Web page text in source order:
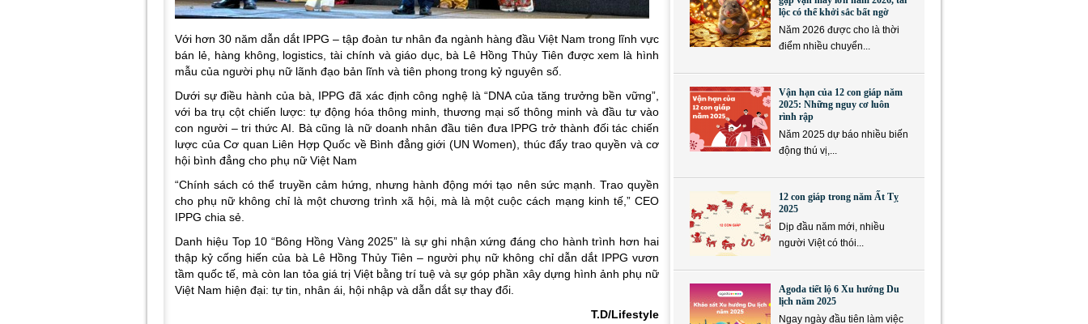
Với hơn 30 năm dẫn dắt IPPG – tập đoàn tư nhân đa ngành hàng đầu Việt Nam trong lĩnh vực
bán lẻ, hàng không, logistics, tài chính và giáo dục, bà Lê Hồng Thủy Tiên được xem là hình
mẫu của người phụ nữ lãnh đạo bản lĩnh và tiên phong trong kỷ nguyên số.
Dưới sự điều hành của bà, IPPG đã xác định công nghệ là “DNA của tăng trưởng bền vững”,
với ba trụ cột chiến lược: tự động hóa thông minh, thương mại số thông minh và đầu tư vào
con người – tri thức AI. Bà cũng là nữ doanh nhân đầu tiên đưa IPPG trở thành đối tác chiến
lược của Cơ quan Liên Hợp Quốc về Bình đẳng giới (UN Women), thúc đẩy trao quyền và cơ
hội bình đẳng cho phụ nữ Việt Nam
“Chính sách có thể truyền cảm hứng, nhưng hành động mới tạo nên sức mạnh. Trao quyền
cho phụ nữ không chỉ là một chương trình xã hội, mà là một cuộc cách mạng kinh tế,” CEO
IPPG chia sẻ.
Danh hiệu Top 10 “Bông Hồng Vàng 2025” là sự ghi nhận xứng đáng cho hành trình hơn hai
thập kỷ cống hiến của bà Lê Hồng Thủy Tiên – người phụ nữ không chỉ dẫn dắt IPPG vươn
tầm quốc tế, mà còn lan tỏa giá trị Việt bằng trí tuệ và sự góp phần xây dựng hình ảnh phụ nữ
Việt Nam hiện đại: tự tin, nhân ái, hội nhập và dẫn dắt sự thay đổi.
T.D/Lifestyle
lộc có thể khởi sắc bất ngờ
Năm 2026 được cho là thời
điểm nhiều chuyển...
Vận hạn của 12 con giáp năm
2025: Những nguy cơ luôn
rình rập
Năm 2025 dự báo nhiều biến
động thú vị,...
12 con giáp trong năm Ất Tỵ
2025
Dịp đầu năm mới, nhiều
người Việt có thói...
Agoda tiết lộ 6 Xu hướng Du
lịch năm 2025
Ngay ngày đầu tiên làm việc